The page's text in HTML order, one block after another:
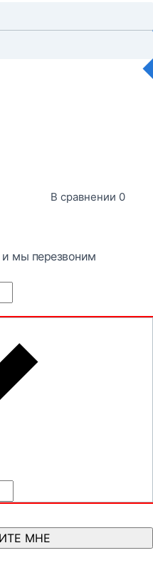
В сравнении 0
мы перезвоним
МНЕ